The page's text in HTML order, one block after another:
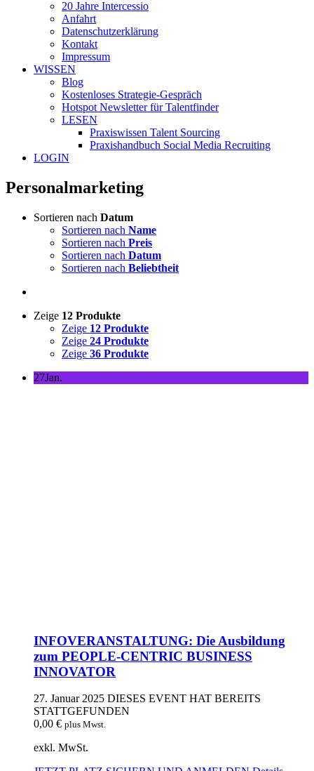
20 Jahre Intercessio
Anfahrt
Datenschutzerklärung
Kontakt
Impressum
WISSEN
Blog
Kostenloses Strategie-Gespräch
Hotspot Newsletter für Talentfinder
LESEN
Praxiswissen Talent Sourcing
Praxishandbuch Social Media Recruiting
LOGIN
Personalmarketing
Sortieren nach Datum
Sortieren nach Name
Sortieren nach Preis
Sortieren nach Datum
Sortieren nach Beliebtheit
Zeige 12 Produkte
Zeige 12 Produkte
Zeige 24 Produkte
Zeige 36 Produkte
27Jan.
INFOVERANSTALTUNG: Die Ausbildung
zum PEOPLE-CENTRIC BUSINESS
INNOVATOR
27. Januar 2025 DIESES EVENT HAT BEREITS
STATTGEFUNDEN
0,00 € plus Mwst.
exkl. MwSt.